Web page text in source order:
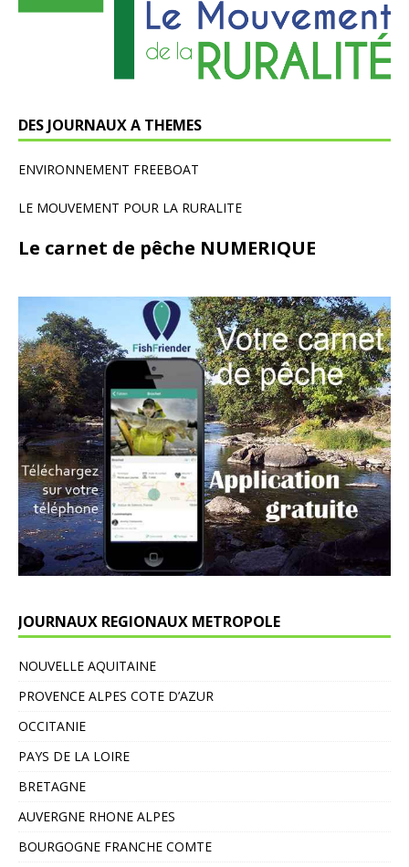
DES JOURNAUX A THEMES
ENVIRONNEMENT FREEBOAT
LE MOUVEMENT POUR LA RURALITE
Le carnet de pêche NUMERIQUE
JOURNAUX REGIONAUX METROPOLE
NOUVELLE AQUITAINE
PROVENCE ALPES COTE D’AZUR
OCCITANIE
PAYS DE LA LOIRE
BRETAGNE
AUVERGNE RHONE ALPES
BOURGOGNE FRANCHE COMTE